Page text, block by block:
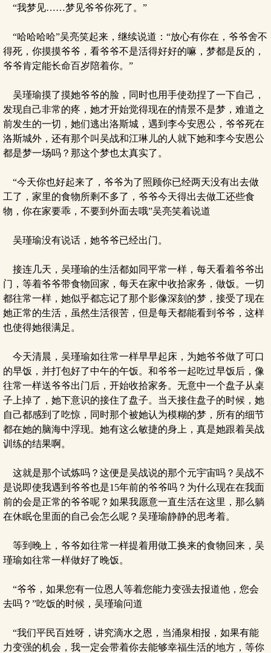
“我梦见……梦见爷爷你死了。”
“哈哈哈哈”吴亮笑起来，继续说道：“放心有你在，爷爷舍不
得死，你摸摸爷爷，看爷爷不是活得好好的嘛，梦都是反的，
爷爷肯定能长命百岁陪着你。”
吴瑾瑜摸了摸她爷爷的脸，同时也用手使劲捏了一下自己，
发现自己非常的疼，她才开始觉得现在的情景不是梦，难道之
前发生的一切，她们逃出洛斯城，遇到李今安恩公，爷爷死在
洛斯城外，还有那个叫吴战和江琳儿的人就下她和李今安恩公
都是梦一场吗？那这个梦也太真实了。
“今天你也好起来了，爷爷为了照顾你已经两天没有出去做
工了，家里的食物所剩不多了，爷爷今天得出去做工还些食
物，你在家要乖，不要到外面去哦”吴亮笑着说道
吴瑾瑜没有说话，她爷爷已经出门。
接连几天，吴瑾瑜的生活都如同平常一样，每天看着爷爷出
门，等着爷爷带食物回家，每天在家中收拾家务，做饭。一切
都往常一样，她似乎都忘记了那个影像深刻的梦，接受了现在
她正常的生活，虽然生活很苦，但是每天都能看到爷爷，这样
也使得她很满足。
今天清晨，吴瑾瑜如往常一样早早起床，为她爷爷做了可口
的早饭，并打包好了中午的午饭。和爷爷一起吃过早饭后，像
往常一样送爷爷出门后，开始收拾家务。无意中一个盘子从桌
子上掉了，她下意识的接住了盘子。当天接住盘子的时候，她
自己都感到了吃惊，同时那个被她认为模糊的梦，所有的细节
都在她的脑海中浮现。她有这么敏捷的身上，真是她跟着吴战
训练的结果啊。
这就是那个试炼吗？这便是吴战说的那个元宇宙吗？吴战不
是说即使我遇到爷爷也是15年前的爷爷吗？为什么现在在我面
前的会是正常的爷爷呢？如果我愿意一直生活在这里，那么躺
在休眠仓里面的自己会怎么呢？吴瑾瑜静静的思考着。
等到晚上，爷爷如往常一样提着用做工换来的食物回来，吴
瑾瑜如往常一样做好了晚饭。
“爷爷，如果您有一位恩人等着您能力变强去报道他，您会
去吗？”吃饭的时候，吴瑾瑜问道
“我们平民百姓呀，讲究滴水之恩，当涌泉相报，如果有能
力变强的机会，我一定会带着你去能够幸福生活的地方，等你